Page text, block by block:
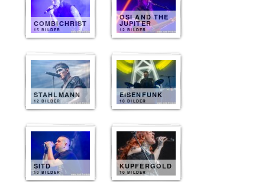
COMBICHRIST
15 BILDER
OSI AND THE
JUPITER
12 BILDER
STAHLMANN
12 BILDER
EISENFUNK
10 BILDER
SITD
10 BILDER
KUPFERGOLD
10 BILDER